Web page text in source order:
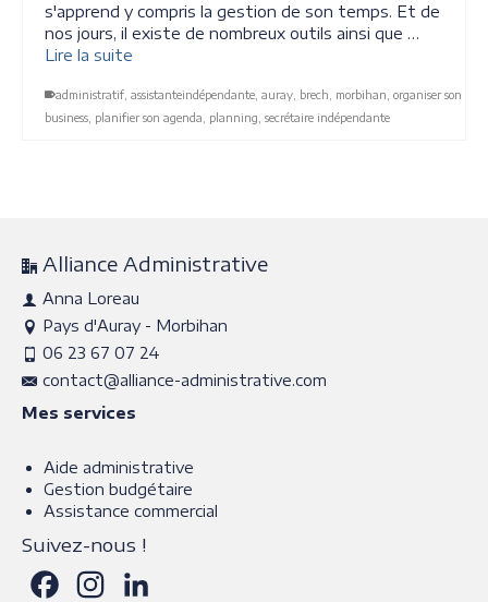
s'apprend y compris la gestion de son temps. Et de
nos jours, il existe de nombreux outils ainsi que …
Lire la suite
administratif assistanteindépendante auray brech morbihan organiser son
business planifier son agenda planning secrétaire indépendante
Alliance Administrative
Anna Loreau
Pays d'Auray - Morbihan
06 23 67 07 24
contact@alliance-administrative.com
Mes services
Aide administrative
Gestion budgétaire
Assistance commercial
Suivez-nous !
FacebookInstagram